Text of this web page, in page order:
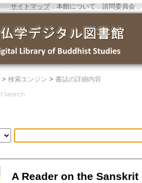
サイトマップ．本館について ． 諮問委員会 ．
> 検索エンジン > 書誌の詳細内容
A Reader on the